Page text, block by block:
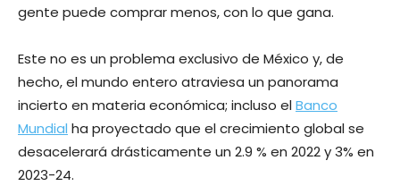
gente puede comprar menos, con lo que gana.
Este no es un problema exclusivo de México y, de
hecho, el mundo entero atraviesa un panorama
incierto en materia económica; incluso elBanco
Mundial ha proyectado que el crecimiento global se
desacelerará drásticamente un 2.9 % en 2022 y 3% en
2023-24.